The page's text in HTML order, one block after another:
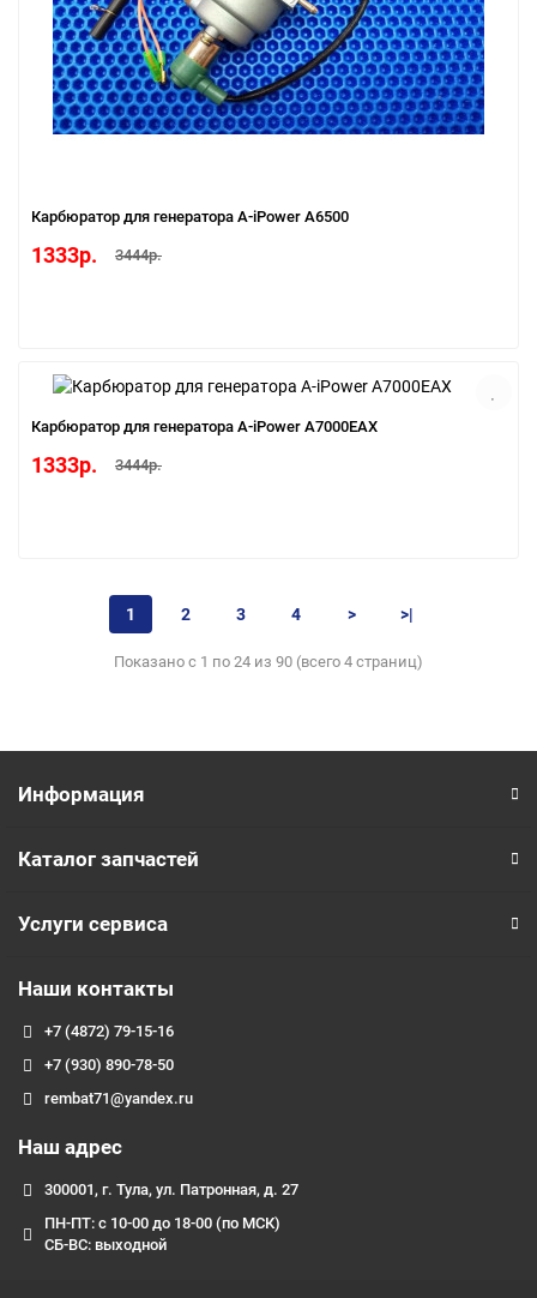
Карбюратор для генератора A-iPower A6500
1333р. 3444р.
Карбюратор для генератора A-iPower A7000EAX
1333р. 3444р.
1 2 3 4 > >|
Показано с 1 по 24 из 90 (всего 4 страниц)
Информация
Каталог запчастей
Услуги сервиса
Наши контакты
+7 (4872) 79-15-16
+7 (930) 890-78-50
rembat71@yandex.ru
Наш адрес
300001, г. Тула, ул. Патронная, д. 27
ПН-ПТ: с 10-00 до 18-00 (по МСК)
СБ-ВС: выходной